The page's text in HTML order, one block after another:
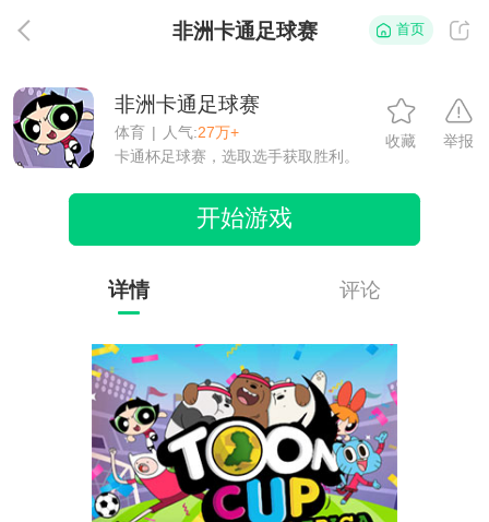
非洲卡通足球赛 首页
非洲卡通足球赛
体育 | 人气:27万+
卡通杯足球赛，选取选手获取胜利。
收藏 举报
开始游戏
详情 评论